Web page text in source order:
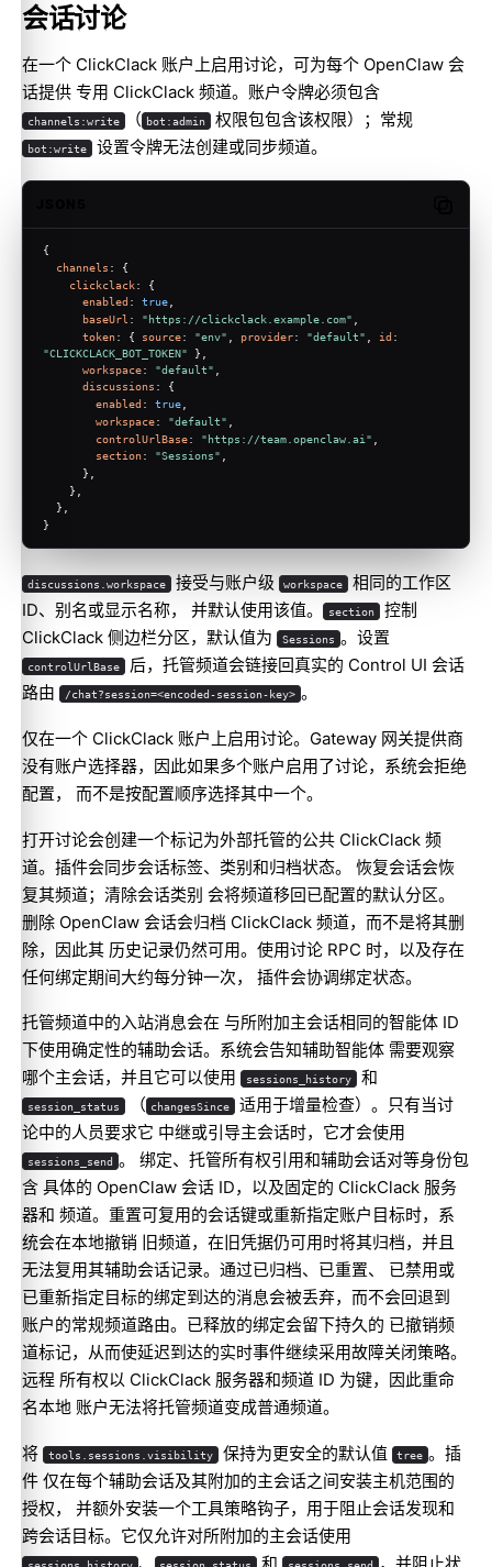
会话讨论
在一个 ClickClack 账户上启用讨论，可为每个 OpenClaw 会
话提供 专用 ClickClack 频道。账户令牌必须包含
channels:write （ bot:admin 权限包包含该权限）；常规
bot:write 设置令牌无法创建或同步频道。
{
channels : {
clickclack: {
enabled : true
baseUrl : "https://clickclack.example.com"
token: { source: "env" provider: "default" id
"CLICKCLACK_BOT_TOKEN" },
workspace: "default"
discussions : {
enabled : true
workspace: "default"
controlUrlBase: "https://team.openclaw.ai"
section: "Sessions"
      },
    },
  },
}
discussions.workspace 接受与账户级 workspace
相同的工作区
ID、别名或显示名称， 并默认使用该值。
section 控制
ClickClack 侧边栏分区，默认值为
Sessions 。设置
controlUrlBase 后，托管频道会链接回真实的 Control UI 会话
路由
/chat?session=<encoded-session-key> 。
仅在一个 ClickClack 账户上启用讨论。Gateway 网关提供商
没有账户选择器，因此如果多个账户启用了讨论，系统会拒绝
配置， 而不是按配置顺序选择其中一个。
打开讨论会创建一个标记为外部托管的公共 ClickClack 频
道。插件会同步会话标签、类别和归档状态。 恢复会话会恢
复其频道；清除会话类别 会将频道移回已配置的默认分区。
删除 OpenClaw 会话会归档 ClickClack 频道，而不是将其删
除，因此其 历史记录仍然可用。使用讨论 RPC 时，以及存在
任何绑定期间大约每分钟一次， 插件会协调绑定状态。
托管频道中的入站消息会在 与所附加主会话相同的智能体 ID
下使用确定性的辅助会话。系统会告知辅助智能体 需要观察
哪个主会话，并且它可以使用
sessions_history 和
session_status （ changesSince
适用于增量检查）。只有当讨
论中的人员要求它 中继或引导主会话时，它才会使用
sessions_send 。 绑定、托管所有权引用和辅助会话对等身份包
含 具体的 OpenClaw 会话 ID，以及固定的 ClickClack 服务
器和 频道。重置可复用的会话键或重新指定账户目标时，系
统会在本地撤销 旧频道，在旧凭据仍可用时将其归档，并且
无法复用其辅助会话记录。通过已归档、已重置、 已禁用或
已重新指定目标的绑定到达的消息会被丢弃，而不会回退到
账户的常规频道路由。已释放的绑定会留下持久的 已撤销频
道标记，从而使延迟到达的实时事件继续采用故障关闭策略。
远程 所有权以 ClickClack 服务器和频道 ID 为键，因此重命
名本地 账户无法将托管频道变成普通频道。
将 tools.sessions.visibility 保持为更安全的默认值 tree 。插
件 仅在每个辅助会话及其附加的主会话之间安装主机范围的
授权， 并额外安装一个工具策略钩子，用于阻止会话发现和
跨会话目标。它仅允许对所附加的主会话使用